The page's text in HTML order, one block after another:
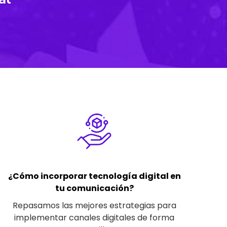
¿Cómo incorporar tecnología digital en
tu comunicación?
Repasamos las mejores estrategias para
implementar canales digitales de forma